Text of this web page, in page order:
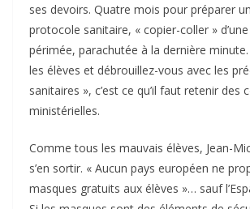
ses devoirs. Quatre mois pour préparer
protocole sanitaire, « copier-coller »
périmée, parachutée à la dernière
les élèves et débrouillez-vous avec les
sanitaires », c’est ce qu’il faut retenir des
ministérielles.
Comme tous les mauvais élèves, Jean-
s’en sortir. « Aucun pays européen ne
masques gratuits aux élèves »… sauf